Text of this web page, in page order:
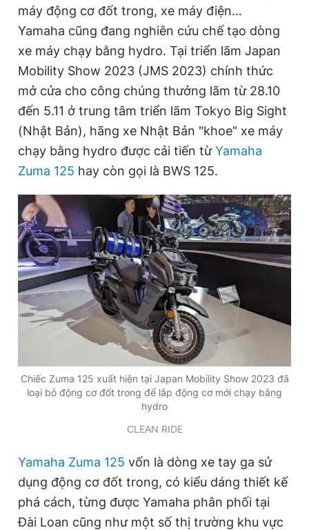
Thông tin tòa soạn Liên hệ quảng cáo
Đọc Thanh Niên trên điện thoại
Theo dõi báo trên
Hotline
0906 645 777
Liên hệ quảng cáo
0908 780 404
Đặt báo Quảng cáo RSS Tòa soạn Chính sách bảo
Tổng biên tập: Nguyễn Ngọc Toàn
Phó tổng biên tập thường trực: Hải Thành
Phó tổng biên tập: Lâm Hiếu Dũng
Phó tổng biên tập: Trần Việt Hưng
Tổng thư ký tòa soạn: Đức Trung
Giấy phép xuất bản số 110/GP - BTTTT cấp ngày 24.3.2020
© 2003-2026 Bản quyền thuộc về Báo Thanh Niên. Cấm sao
chép dưới mọi hình thức nếu không có sự chấp thuận bằng văn
máy động cơ đốt trong, xe máy điện…
Yamaha cũng đang nghiên cứu chế tạo dòng
xe máy chạy bằng hydro. Tại triển lãm Japan
Mobility Show 2023 (JMS 2023) chính thức
mở cửa cho công chúng thưởng lãm từ 28.10
đến 5.11 ở trung tâm triển lãm Tokyo Big Sight
(Nhật Bản), hãng xe Nhật Bản "khoe" xe máy
chạy bằng hydro được cải tiến từYamaha
Zuma 125 hay còn gọi là BWS 125.
Chiếc Zuma 125 xuất hiện tại Japan Mobility Show 2023 đã
loại bỏ động cơ đốt trong để lắp động cơ mới chạy bằng
hydro
CLEAN RIDE
Yamaha Zuma 125 vốn là dòng xe tay ga sử
dụng động cơ đốt trong, có kiểu dáng thiết kế
phá cách, từng được Yamaha phân phối tại
Đài Loan cũng như một số thị trường khu vực